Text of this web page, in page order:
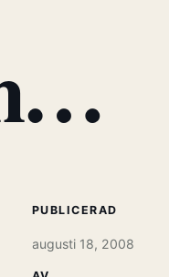
PUBLICERAD
augusti 18, 2008